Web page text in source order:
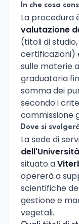
In che cosa
La procedura
valutazione
(titoli di
certificazioni)
sulle materie
graduatoria
somma dei
secondo i
commissione
Dove si
La sede di
situato a
opererà a
scientifiche
gestione e
vegetali.